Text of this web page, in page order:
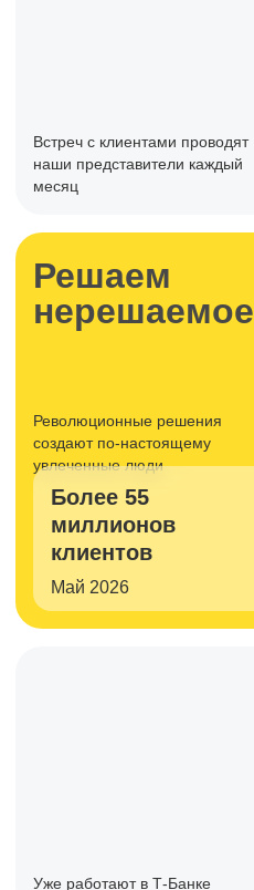
Встреч с клиентами проводят
наши представители каждый
месяц
Решаем
нерешаемое
Революционные решения
создают по-настоящему
увлеченные люди
Более 55
миллионов
клиентов
Май 2026
Уже работают в Т-Банке